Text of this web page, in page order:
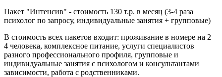
Пакет "Интенсив" - стоимость 130 т.р. в месяц (3-4 раза
психолог по запросу, индивидуальные занятия + групповые)
В стоимость всех пакетов входит: проживание в номере на 2–
4 человека, комплексное питание, услуги специалистов
разного профессионального профиля, групповые и
индивидуальные занятия с психологом и консультантами
зависимости, работа с родственниками.